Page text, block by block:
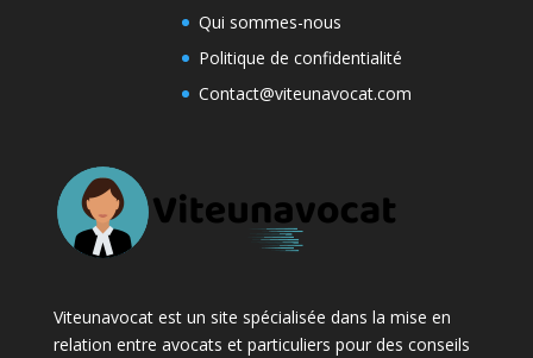
Qui sommes-nous
Politique de confidentialité
Contact@viteunavocat.com
Viteunavocat est un site spécialisée dans la mise en
relation entre avocats et particuliers pour des conseils